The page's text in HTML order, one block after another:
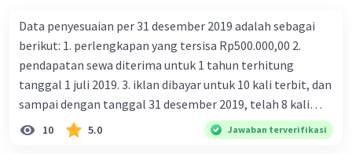
Data penyesuaian per 31 desember 2019 adalah sebagai
berikut: 1. perlengkapan yang tersisa Rp500.000,00 2.
pendapatan sewa diterima untuk 1 tahun terhitung
tanggal 1 juli 2019. 3. iklan dibayar untuk 10 kali terbit, dan
sampai dengan tanggal 31 desember 2019, telah 8 kali
terbit. 4. gaji terutang untuk periode berjalan sebesar
Rp800.000,00 dari data di atas, pencatatan jurnal pembalik
10 5.0 Jawaban terverifikasi